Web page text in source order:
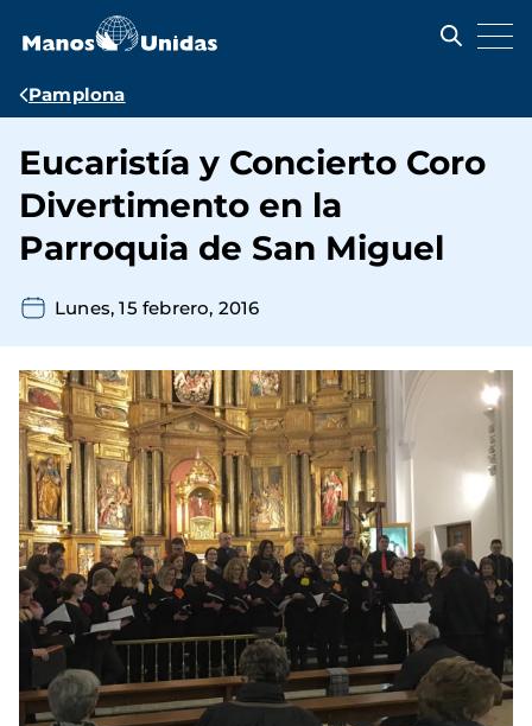
contenido
Ruta
navegación
Pamplona
Eucaristía y Concierto Coro
Divertimento en la
Parroquia de San Miguel
Lunes, 15 febrero, 2016